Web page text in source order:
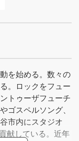
を始める。数々の
。ロックをフュー
トゥーザフューチ
ゴスペルソング、
市内にスタジオ
献している。近年